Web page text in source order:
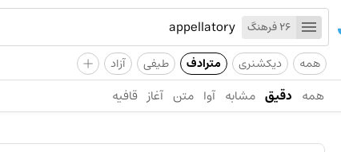
26 فرهنگ
همه دیکشنری مترادف طیفی آزاد +
همه دقیق مشابه آوا متن آغاز قافیه